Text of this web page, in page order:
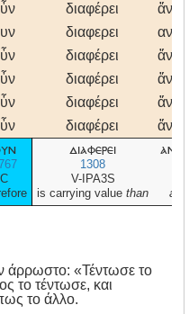
διαφέρει
διαφερει
διαφέρει
διαφέρει
διαφέρει
διαφέρει
C
διαφερει
1308
V-IPA3S
is carrying value than
a
άρρωστο: «Τέντωσε το
το τέντωσε, και
το άλλο.